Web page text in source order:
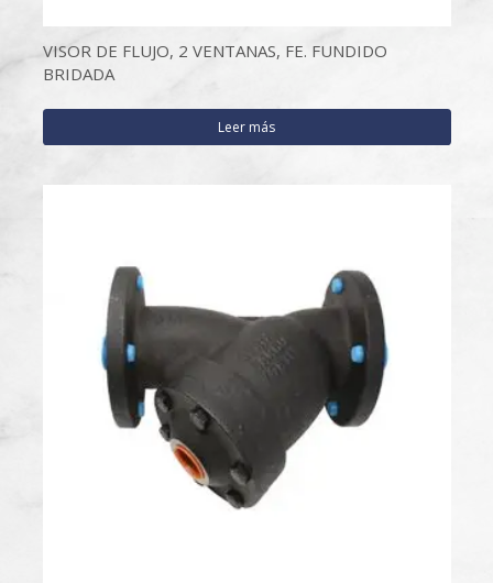
VISOR DE FLUJO, 2 VENTANAS, FE. FUNDIDO
BRIDADA
Leer más